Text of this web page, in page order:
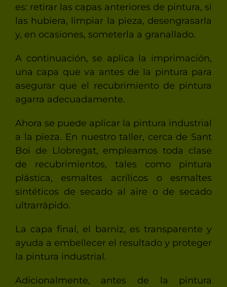
es: retirar las capas anteriores de pintura, si
las hubiera, limpiar la pieza, desengrasarla
y, en ocasiones, someterla a granallado.
A continuación, se aplica la imprimación,
una capa que va antes de la pintura para
asegurar que el recubrimiento de pintura
agarra adecuadamente.
Ahora se puede aplicar la pintura industrial
a la pieza. En nuestro taller, cerca de Sant
Boi de Llobregat, empleamos toda clase
de recubrimientos, tales como pintura
plástica, esmaltes acrílicos o esmaltes
sintéticos de secado al aire o de secado
ultrarrápido.
La capa final, el barniz, es transparente y
ayuda a embellecer el resultado y proteger
la pintura industrial.
Adicionalmente, antes de la pintura